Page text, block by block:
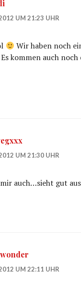
UM 21:23 UHR
Wir haben noch
kommen auch
UM 21:30 UHR
auch…sieht gut aus
UM 22:11 UHR